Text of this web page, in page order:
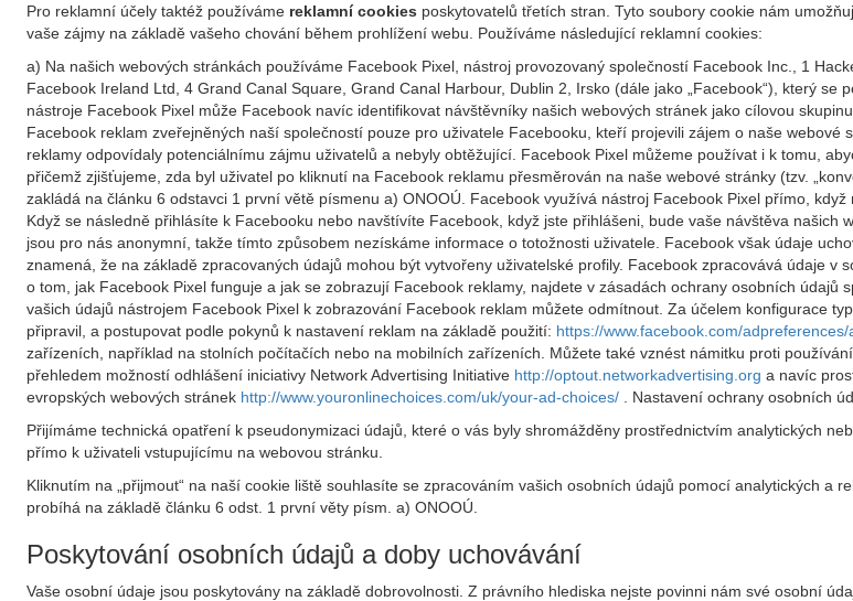
Pro reklamní účely taktéž používáme reklamní cookies poskytovatelů třetích stran. Tyto soubory cookie nám
vaše zájmy na základě vašeho chování během prohlížení webu. Používáme následující reklamní cookies:
a) Na našich webových stránkách používáme Facebook Pixel, nástroj provozovaný společností Facebook Inc., 1
Facebook Ireland Ltd, 4 Grand Canal Square, Grand Canal Harbour, Dublin 2, Irsko (dále jako „Facebook“), který
nástroje Facebook Pixel může Facebook navíc identifikovat návštěvníky našich webových stránek jako cílovou
Facebook reklam zveřejněných naší společností pouze pro uživatele Facebooku, kteří projevili zájem o naše
reklamy odpovídaly potenciálnímu zájmu uživatelů a nebyly obtěžující. Facebook Pixel můžeme používat i k tomu,
přičemž zjišťujeme, zda byl uživatel po kliknutí na Facebook reklamu přesměrován na naše webové stránky (tzv.
zakládá na článku 6 odstavci 1 první větě písmenu a) ONOOÚ. Facebook využívá nástroj Facebook Pixel přímo,
Když se následně přihlásíte k Facebooku nebo navštívíte Facebook, když jste přihlášeni, bude vaše návštěva
jsou pro nás anonymní, takže tímto způsobem nezískáme informace o totožnosti uživatele. Facebook však údaje
znamená, že na základě zpracovaných údajů mohou být vytvořeny uživatelské profily. Facebook zpracovává údaje
o tom, jak Facebook Pixel funguje a jak se zobrazují Facebook reklamy, najdete v zásadách ochrany osobních údajů
vašich údajů nástrojem Facebook Pixel k zobrazování Facebook reklam můžete odmítnout. Za účelem konfigurace
připravil, a postupovat podle pokynů k nastavení reklam na základě použití: https://www.facebook.com/
zařízeních, například na stolních počítačích nebo na mobilních zařízeních. Můžete také vznést námitku proti
přehledem možností odhlášení iniciativy Network Advertising Initiative http://optout.networkadvertising.org a navíc
evropských webových stránek http://www.youronlinechoices.com/uk/your-ad-choices/
. Nastavení ochrany osobních
Přijímáme technická opatření k pseudonymizaci údajů, které o vás byly shromážděny prostřednictvím analytických
přímo k uživateli vstupujícímu na webovou stránku.
Kliknutím na „přijmout“ na naší cookie liště souhlasíte se zpracováním vašich osobních údajů pomocí analytických
probíhá na základě článku 6 odst. 1 první věty písm. a) ONOOÚ.
Poskytování osobních údajů a doby uchovávání
Vaše osobní údaje jsou poskytovány na základě dobrovolnosti. Z právního hlediska nejste povinni nám své osobní